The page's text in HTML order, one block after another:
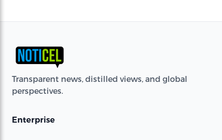
Transparent news, distilled views, and global
perspectives.
Enterprise